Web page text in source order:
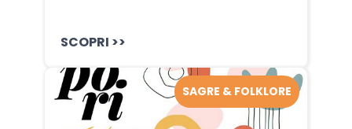
SCOPRI >>
SAGRE & FOLKLORE